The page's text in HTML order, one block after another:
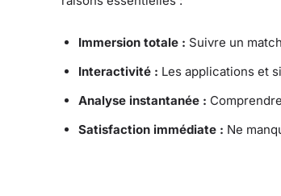
Immersion totale : Suivre un
Interactivité : Les applications et
Analyse instantanée :
Satisfaction immédiate : Ne